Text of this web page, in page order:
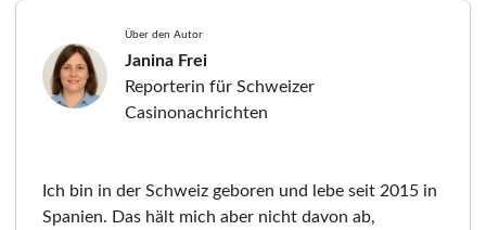
Über den Autor
Janina Frei
Reporterin für Schweizer
Casinonachrichten
Ich bin in der Schweiz geboren und lebe seit 2015 in
Spanien. Das hält mich aber nicht davon ab,